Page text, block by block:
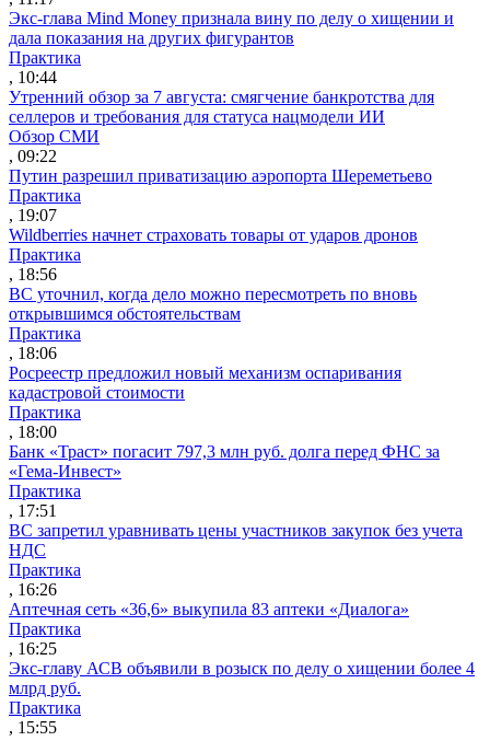
Экс-глава Mind Money признала вину по делу о хищении и
дала показания на других фигурантов
Практика
, 10:44
Утренний обзор за 7 августа: смягчение банкротства для
селлеров и требования для статуса нацмодели ИИ
Обзор СМИ
, 09:22
Путин разрешил приватизацию аэропорта Шереметьево
Практика
, 19:07
Wildberries начнет страховать товары от ударов дронов
Практика
, 18:56
ВС уточнил, когда дело можно пересмотреть по вновь
открывшимся обстоятельствам
Практика
, 18:06
Росреестр предложил новый механизм оспаривания
кадастровой стоимости
Практика
, 18:00
Банк «Траст» погасит 797,3 млн руб. долга перед ФНС за
«Гема-Инвест»
Практика
, 17:51
ВС запретил уравнивать цены участников закупок без учета
НДС
Практика
, 16:26
Аптечная сеть «36,6» выкупила 83 аптеки «Диалога»
Практика
, 16:25
Экс-главу АСВ объявили в розыск по делу о хищении более 4
млрд руб.
Практика
, 15:55